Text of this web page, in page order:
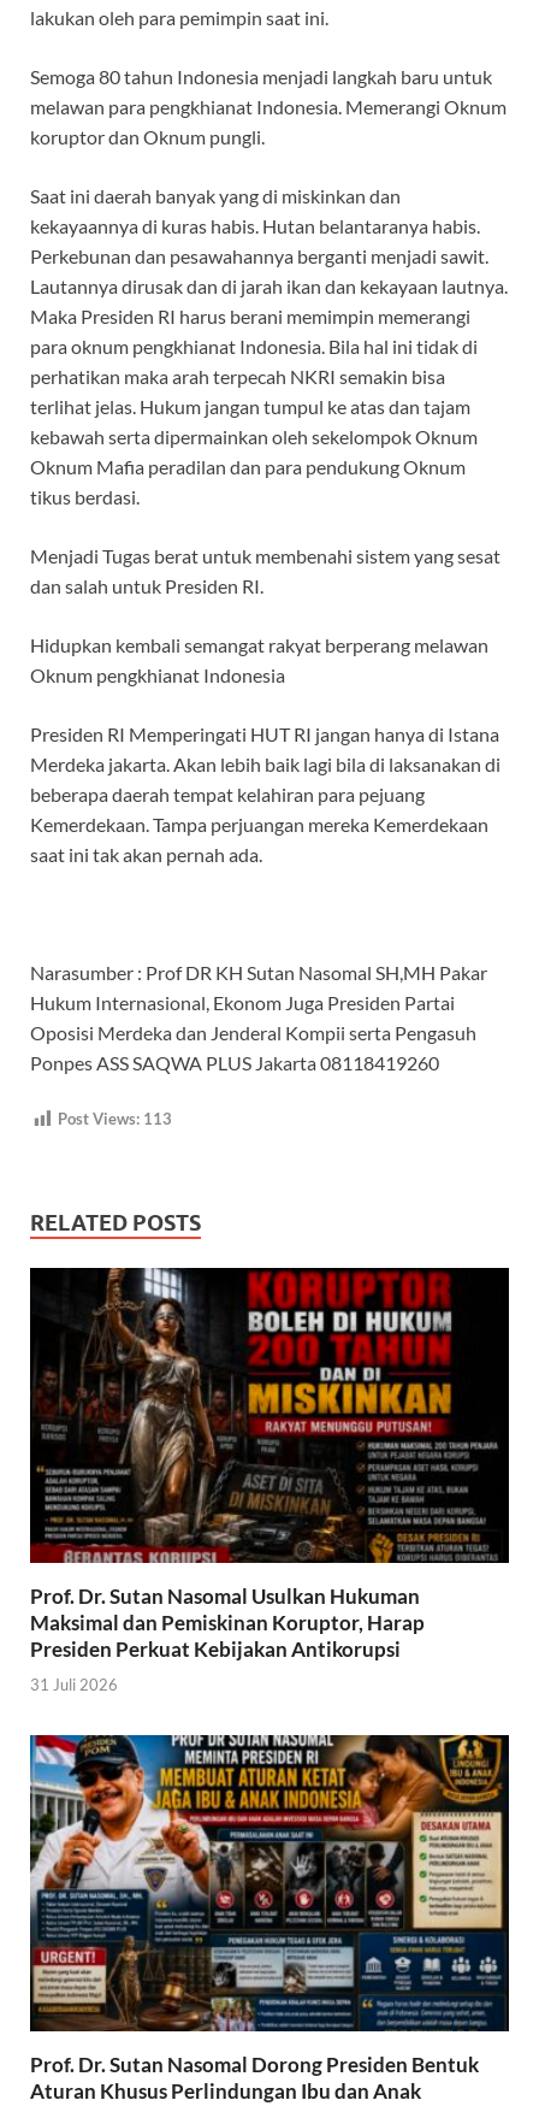
lakukan oleh para pemimpin saat ini.
Semoga 80 tahun Indonesia menjadi langkah baru untuk
melawan para pengkhianat Indonesia. Memerangi Oknum
koruptor dan Oknum pungli.
Saat ini daerah banyak yang di miskinkan dan
kekayaannya di kuras habis. Hutan belantaranya habis.
Perkebunan dan pesawahannya berganti menjadi sawit.
Lautannya dirusak dan di jarah ikan dan kekayaan lautnya.
Maka Presiden RI harus berani memimpin memerangi
para oknum pengkhianat Indonesia. Bila hal ini tidak di
perhatikan maka arah terpecah NKRI semakin bisa
terlihat jelas. Hukum jangan tumpul ke atas dan tajam
kebawah serta dipermainkan oleh sekelompok Oknum
Oknum Mafia peradilan dan para pendukung Oknum
tikus berdasi.
Menjadi Tugas berat untuk membenahi sistem yang sesat
dan salah untuk Presiden RI.
Hidupkan kembali semangat rakyat berperang melawan
Oknum pengkhianat Indonesia
Presiden RI Memperingati HUT RI jangan hanya di Istana
Merdeka jakarta. Akan lebih baik lagi bila di laksanakan di
beberapa daerah tempat kelahiran para pejuang
Kemerdekaan. Tampa perjuangan mereka Kemerdekaan
saat ini tak akan pernah ada.
Narasumber : Prof DR KH Sutan Nasomal SH,MH Pakar
Hukum Internasional, Ekonom Juga Presiden Partai
Oposisi Merdeka dan Jenderal Kompii serta Pengasuh
Ponpes ASS SAQWA PLUS Jakarta 08118419260
Post Views: 113
RELATED POSTS
Prof. Dr. Sutan Nasomal Usulkan Hukuman
Maksimal dan Pemiskinan Koruptor, Harap
Presiden Perkuat Kebijakan Antikorupsi
31 Juli 2026
Prof. Dr. Sutan Nasomal Dorong Presiden Bentuk
Aturan Khusus Perlindungan Ibu dan Anak